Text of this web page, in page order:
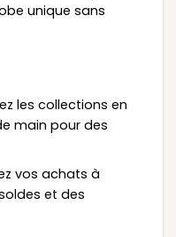
unique sans
les collections en
main pour des
vos achats à
et des